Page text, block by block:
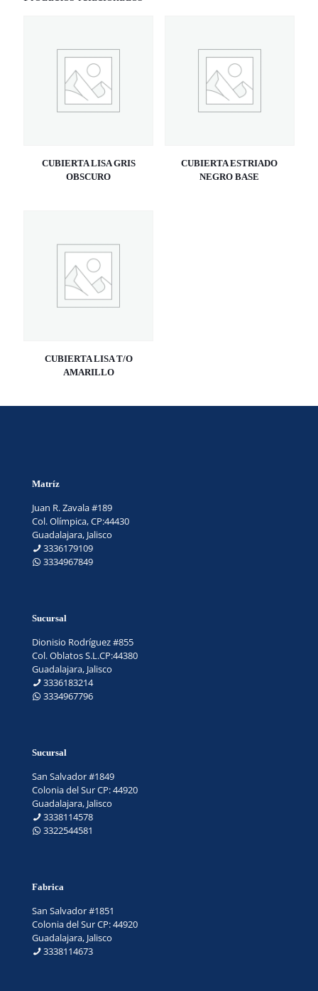
CUBIERTA LISA GRIS
OBSCURO
CUBIERTA ESTRIADO
NEGRO BASE
CUBIERTA LISA T/O
AMARILLO
Matríz
Juan R. Zavala #189
Col. Olímpica, CP:44430
Guadalajara, Jalisco
3336179109
3334967849
Sucursal
Dionisio Rodríguez #855
Col. Oblatos S.L.CP:44380
Guadalajara, Jalisco
3336183214
3334967796
Sucursal
San Salvador #1849
Colonia del Sur CP: 44920
Guadalajara, Jalisco
3338114578
3322544581
Fabrica
San Salvador #1851
Colonia del Sur CP: 44920
Guadalajara, Jalisco
3338114673